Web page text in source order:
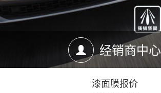
经销商中心
漆面膜报价